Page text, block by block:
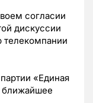
согласии
дискуссии
телекомпании
«Единая
ближайшее